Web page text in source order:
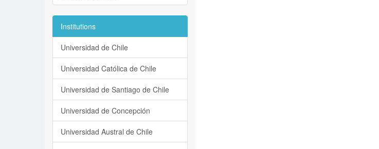
Institutions
Universidad de Chile
Universidad Católica de Chile
Universidad de Santiago de Chile
Universidad de Concepción
Universidad Austral de Chile